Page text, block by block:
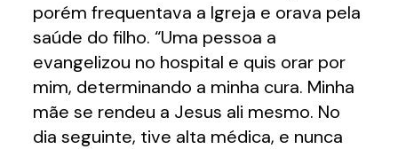
porém frequentava a Igreja e orava pela
saúde do filho. “Uma pessoa a
evangelizou no hospital e quis orar por
mim, determinando a minha cura. Minha
mãe se rendeu a Jesus ali mesmo. No
dia seguinte, tive alta médica, e nunca